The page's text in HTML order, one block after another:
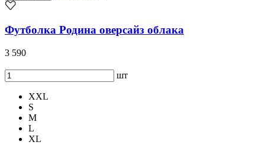
Футболка Родина оверсайз облака
3 590
шт
XXL
S
M
L
XL